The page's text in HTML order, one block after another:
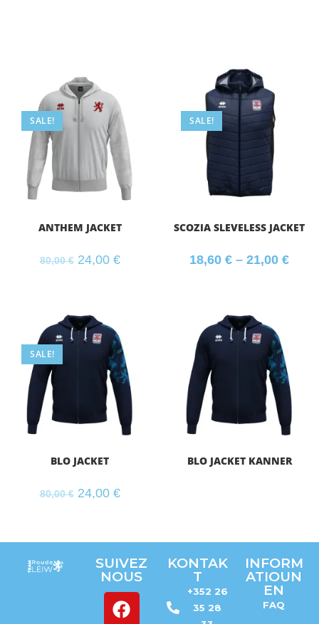
SALE!
ANTHEM JACKET
80,00€ 24,00 €
SALE!
SCOZIA SLEVELESS JACKET
18,60 € – 21,00 €
SALE!
BLO JACKET
80,00€ 24,00 €
BLO JACKET KANNER
SUIVEZ
NOUS
KONTAK
T
+352 26
35 28
INFORM
ATIOUN
EN
FAQ